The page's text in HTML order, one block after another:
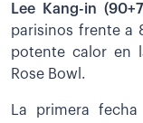
Lee Kang-in
parisinos frente a
potente calor en
Rose Bowl.
La primera